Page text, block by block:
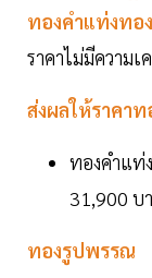
ทองคำแท่งทอ
ราคาไม่มีความ
ส่งผลให้ราคา
ทองคำแท่
31,900 บ
ทองรูปพรรณ